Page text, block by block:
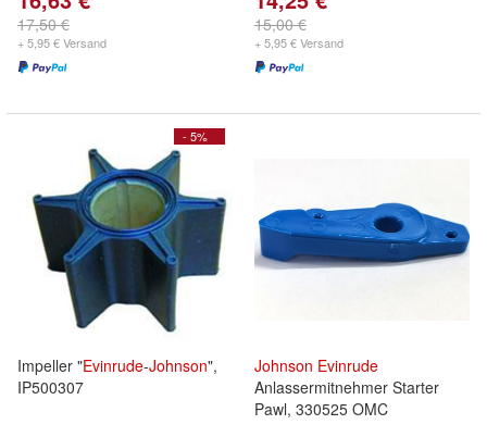
17,50 €
+ 5,95 € Versand
15,00 €
+ 5,95 € Versand
- 5%
Impeller "Evinrude-Johnson",
IP500307
Johnson Evinrude
Anlassermitnehmer Starter
Pawl, 330525 OMC